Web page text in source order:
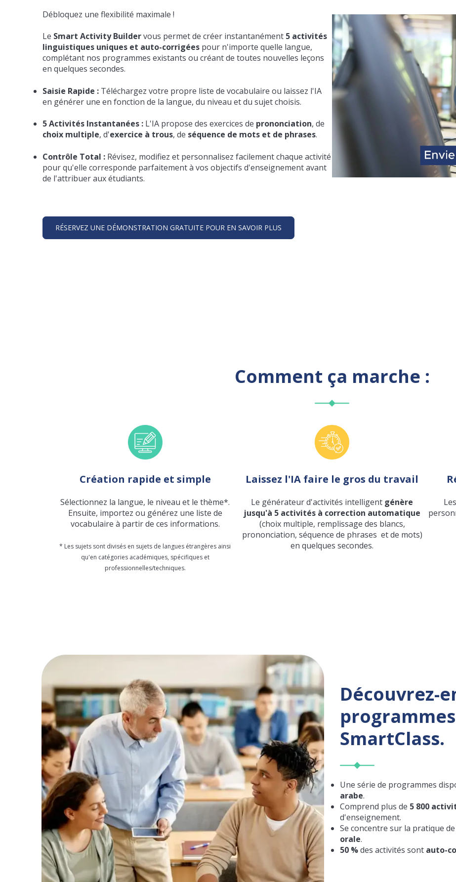
Débloquez une flexibilité maximale !
Le Smart Activity Buildervous permet de créer instantanément 5 activités
linguistiques uniques et auto-corrigées pour n'importe quelle langue,
complétant nos programmes existants ou créant de toutes nouvelles leçons
en quelques secondes.
Saisie Rapide : Téléchargez votre propre liste de vocabulaire ou laissez l'IA
en générer une en fonction de la langue, du niveau et du sujet choisis.
5 Activités Instantanées : L'IA propose des exercices de prononciation, de
choix multiple, d'exercice à trous, de séquence de mots et de phrases.
Contrôle Total : Révisez, modifiez et personnalisez facilement chaque activité
pour qu'elle corresponde parfaitement à vos objectifs d'enseignement avant
de l'attribuer aux étudiants.
RÉSERVEZ UNE DÉMONSTRATION GRATUITE POUR EN SAVOIR PLUS
Comment ça marche :
Création rapide et simple
Sélectionnez la langue, le niveau et le thème*.
Ensuite, importez ou générez une liste de
vocabulaire à partir de ces informations.
* Les sujets sont divisés en sujets de langues étrangères ainsi
qu'en catégories académiques, spécifiques et
professionnelles/techniques.
Laissez l'IA faire le gros du travail
Le générateur d'activités intelligent génère
jusqu'à 5 activités à correction automatique
(choix multiple, remplissage des blancs,
prononciation, séquence de phrases et de mots)
en quelques secondes.
Découvrez-
SmartClass.
Une série de programmes
arabe.
Comprend plus de 5 800
d'enseignement.
Se concentre sur la pratique
orale.
50 %des activités sont auto-